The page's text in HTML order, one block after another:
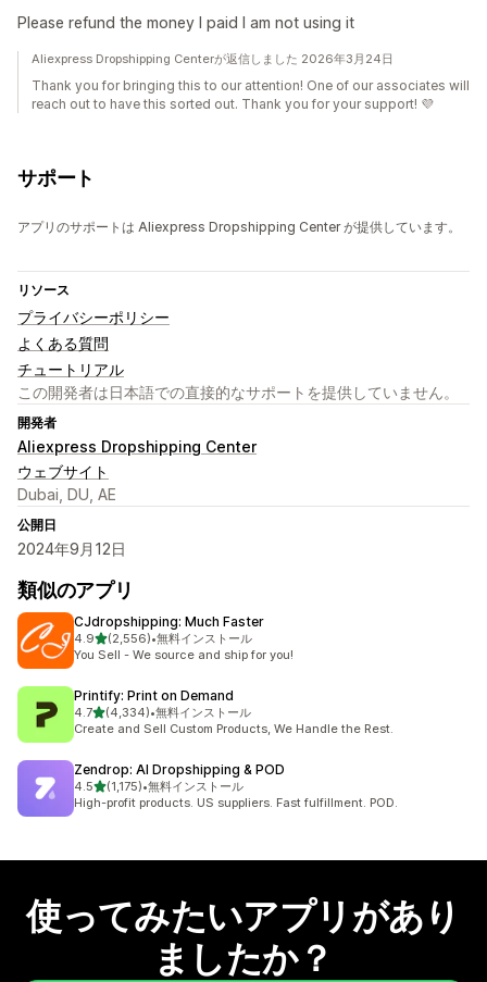
Please refund the money I paid I am not using it
Aliexpress Dropshipping Centerが返信しました 2026年3月24日
Thank you for bringing this to our attention! One of our associates will
reach out to have this sorted out. Thank you for your support! 💜
サポート
アプリのサポートは Aliexpress Dropshipping Center が提供しています。
リソース
プライバシーポリシー
よくある質問
チュートリアル
この開発者は日本語での直接的なサポートを提供していません。
開発者
Aliexpress Dropshipping Center
ウェブサイト
Dubai, DU, AE
公開日
2024年9月12日
類似のアプリ
CJdropshipping: Much Faster
4.95つ星中
(2,556)
合計レビュー数：2556件
•無料インストール
You Sell - We source and ship for you!
Printify: Print on Demand
4.75つ星中
(4,334)
合計レビュー数：4334件
•無料インストール
Create and Sell Custom Products, We Handle the Rest.
Zendrop: AI Dropshipping & POD
4.55つ星中
(1,175)
合計レビュー数：1175件
•無料インストール
High-profit products. US suppliers. Fast fulfillment. POD.
使ってみたいアプリがあり
ましたか？